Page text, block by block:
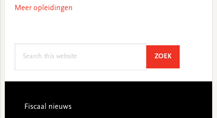
Meer opleidingen
ZOEKSEARCH
Footer
Fiscaal nieuws